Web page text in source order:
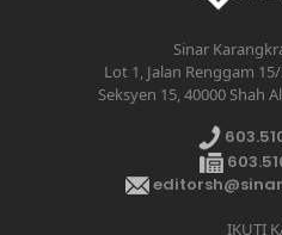
Sinar
Lot 1, Jalan Renggam
Seksyen 15, 40000 Shah
IKUTI